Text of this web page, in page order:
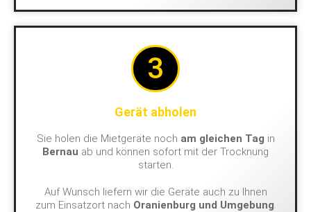
3
Gerät abholen
Sie holen die Mietgeräte noch am gleichen Tag in
Bernau ab und können sofort mit der Trocknung
starten.
Auf Wunsch liefern wir die Geräte auch zu Ihnen
zum Einsatzort nach Oranienburg und Umgebung.